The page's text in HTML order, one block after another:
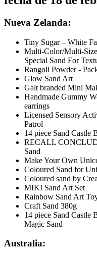
Nueva Zelanda:
Tiny Sugar – White
Multi-Color/Multi-
Special Sand For
Rangoli Powder -
Glow Sand Art
Galt branded Mini
Handmade Gummy
earrings
Licensed Sensory
Patrol
14 piece Sand Castle
RECALL
Sand
Make Your Own
Coloured Sand for
Coloured sand by
MIKI Sand Art Set
Rainbow Sand Art
Craft Sand 380g
14 piece Sand Castle
Magic Sand
Australia: